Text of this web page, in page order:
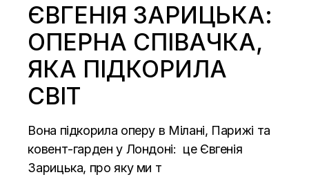
ЄВГЕНІЯ ЗАРИЦЬКА:
ОПЕРНА СПІВАЧКА,
ЯКА ПІДКОРИЛА
СВІТ
Вона підкорила оперу в Мілані, Парижі та
ковент-гарден у Лондоні: це Євгенія
Зарицька, про яку ми т